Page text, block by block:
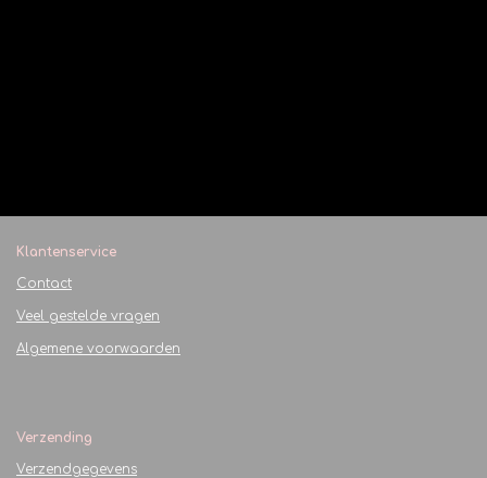
Klantenservice
Contact
Veel gestelde vragen
Algemene voorwaarden
Verzending
Verzendgegevens